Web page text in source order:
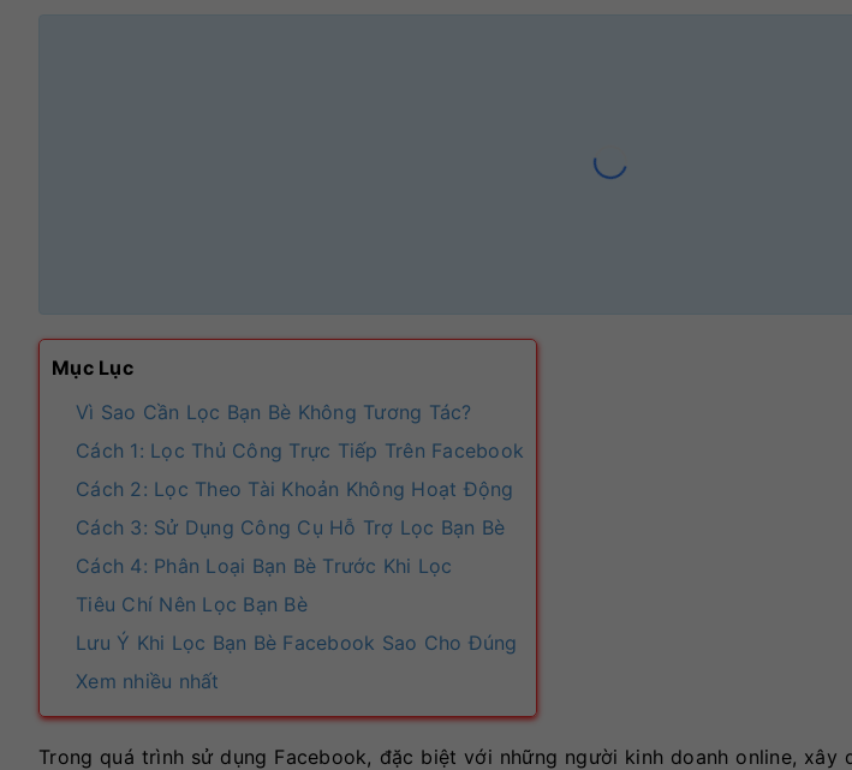
Mục Lục
Vì Sao Cần Lọc Bạn Bè Không Tương Tác?
Cách 1: Lọc Thủ Công Trực Tiếp Trên Facebook
Cách 2: Lọc Theo Tài Khoản Không Hoạt Động
Cách 3: Sử Dụng Công Cụ Hỗ Trợ Lọc Bạn Bè
Cách 4: Phân Loại Bạn Bè Trước Khi Lọc
Tiêu Chí Nên Lọc Bạn Bè
Lưu Ý Khi Lọc Bạn Bè Facebook Sao Cho Đúng
Xem nhiều nhất
Trong quá trình sử dụng Facebook, đặc biệt với những người kinh doanh online, xây